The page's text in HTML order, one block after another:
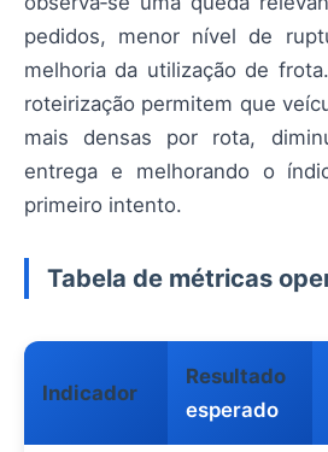
pedidos, menor nível de
melhoria da utilização de
roteirização permitem que
mais densas por rota,
entrega e melhorando o
primeiro intento.
Tabela de métricas
Indicador
Resultado
esperado